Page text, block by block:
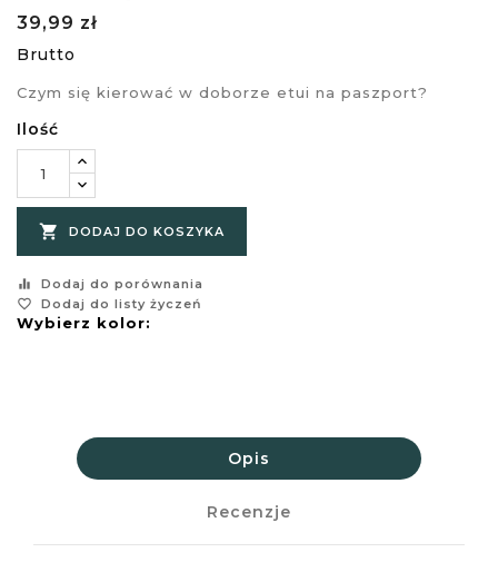
39,99 zł
Brutto
Czym się kierować w doborze etui na paszport?
Ilość
 DODAJ DO KOSZYKA
equalizer
Dodaj do porównania
favorite_border
Dodaj do listy życzeń
Wybierz kolor:
Opis
Recenzje